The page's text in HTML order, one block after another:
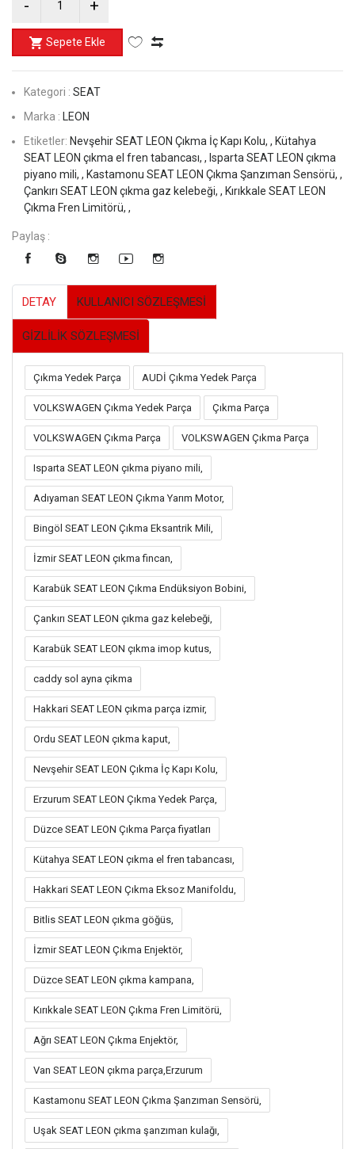
Sepete Ekle
Kategori : SEAT
Marka : LEON
Etiketler: Nevşehir SEAT LEON Çıkma İç Kapı Kolu, , Kütahya
SEAT LEON çıkma el fren tabancası, , Isparta SEAT LEON çıkma
piyano mili, , Kastamonu SEAT LEON Çıkma Şanzıman Sensörü, ,
Çankırı SEAT LEON çıkma gaz kelebeği, , Kırıkkale SEAT LEON
Çıkma Fren Limitörü, ,
Paylaş :
DETAY KULLANICI SÖZLEŞMESİ
GİZLİLİK SÖZLEŞMESİ
Çıkma Yedek Parça AUDİ Çıkma Yedek Parça
VOLKSWAGEN Çıkma Yedek Parça Çıkma Parça
VOLKSWAGEN Çıkma Parça VOLKSWAGEN Çıkma Parça
Isparta SEAT LEON çıkma piyano mili,
Adıyaman SEAT LEON Çıkma Yarım Motor,
Bingöl SEAT LEON Çıkma Eksantrik Mili,
İzmir SEAT LEON çıkma fincan,
Karabük SEAT LEON Çıkma Endüksiyon Bobini,
Çankırı SEAT LEON çıkma gaz kelebeği,
Karabük SEAT LEON çıkma imop kutus,
caddy sol ayna çikma
Hakkari SEAT LEON çıkma parça izmir,
Ordu SEAT LEON çıkma kaput,
Nevşehir SEAT LEON Çıkma İç Kapı Kolu,
Erzurum SEAT LEON Çıkma Yedek Parça,
Düzce SEAT LEON Çıkma Parça fiyatları
Kütahya SEAT LEON çıkma el fren tabancası,
Hakkari SEAT LEON Çıkma Eksoz Manifoldu,
Bitlis SEAT LEON çıkma göğüs,
İzmir SEAT LEON Çıkma Enjektör,
Düzce SEAT LEON çıkma kampana,
Kırıkkale SEAT LEON Çıkma Fren Limitörü,
Ağrı SEAT LEON Çıkma Enjektör,
Van SEAT LEON çıkma parça,Erzurum
Kastamonu SEAT LEON Çıkma Şanzıman Sensörü,
Uşak SEAT LEON çıkma şanzıman kulağı,